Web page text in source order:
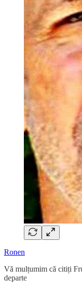
Ronen
Vă mulțumim că citiți
departe